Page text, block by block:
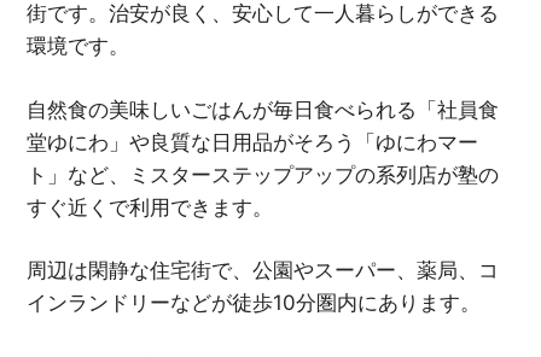
街です。治安が良く、安心して一人暮らしができる
環境です。
自然食の美味しいごはんが毎日食べられる「社員食
堂ゆにわ」や良質な日用品がそろう「ゆにわマー
ト」など、ミスターステップアップの系列店が塾の
すぐ近くで利用できます。
周辺は閑静な住宅街で、公園やスーパー、薬局、コ
インランドリーなどが徒歩10分圏内にあります。